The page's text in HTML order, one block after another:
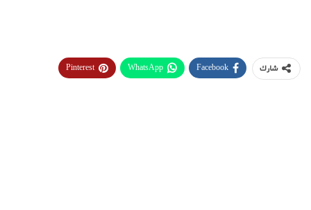
شارك Facebook
WhatsApp
Pinterest